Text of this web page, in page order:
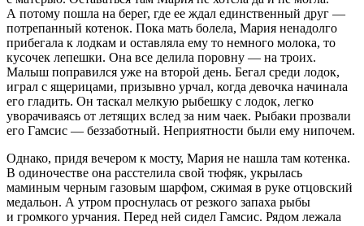
А потому пошла на берег, где ее ждал единственный друг —
потрепанный котенок. Пока мать болела, Мария ненадолго
прибегала к лодкам и оставляла ему то немного молока, то
кусочек лепешки. Она все делила поровну — на троих.
Малыш поправился уже на второй день. Бегал среди лодок,
играл с ящерицами, призывно урчал, когда девочка начинала
его гладить. Он таскал мелкую рыбешку с лодок, легко
уворачиваясь от летящих вслед за ним чаек. Рыбаки прозвали
его Гамсис — беззаботный. Неприятности были ему нипочем.
Однако, придя вечером к мосту, Мария не нашла там котенка.
В одиночестве она расстелила свой тюфяк, укрылась
маминым черным газовым шарфом, сжимая в руке отцовский
медальон. А утром проснулась от резкого запаха рыбы
и громкого урчания. Перед ней сидел Гамсис. Рядом лежала